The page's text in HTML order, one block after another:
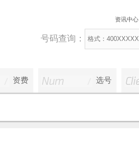
资讯中心
号码查询：
资费 选号